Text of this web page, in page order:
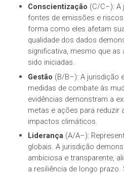
Conscientização (C/C–): A
fontes de emissões e
forma como eles afetam
qualidade dos dados
significativa, mesmo que as
sido iniciadas.
Gestão (B/B–): A jurisdição
medidas de combate às
evidências demonstram a
metas e ações para reduzir
impactos climáticos.
Liderança (A/A–):
globais. A jurisdição
ambiciosa e transparente,
a resiliência de longo